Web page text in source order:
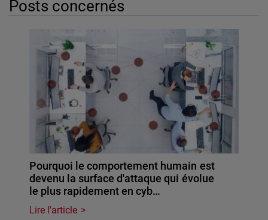
Posts concernés
Pourquoi le comportement humain est
devenu la surface d'attaque qui évolue
le plus rapidement en cyb…
Lire l'article